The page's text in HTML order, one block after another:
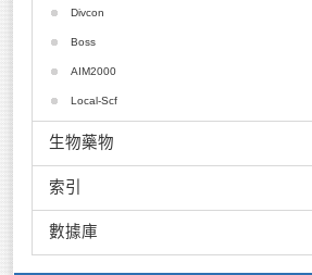
Divcon
Boss
AIM2000
Local-Scf
生物藥物
ACEMD
索引
數據庫